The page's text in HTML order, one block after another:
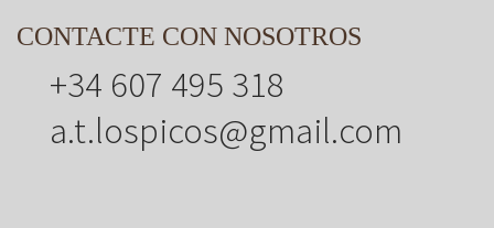
CONTACTE CON NOSOTROS
+34 607 495 318
a.t.lospicos@gmail.com